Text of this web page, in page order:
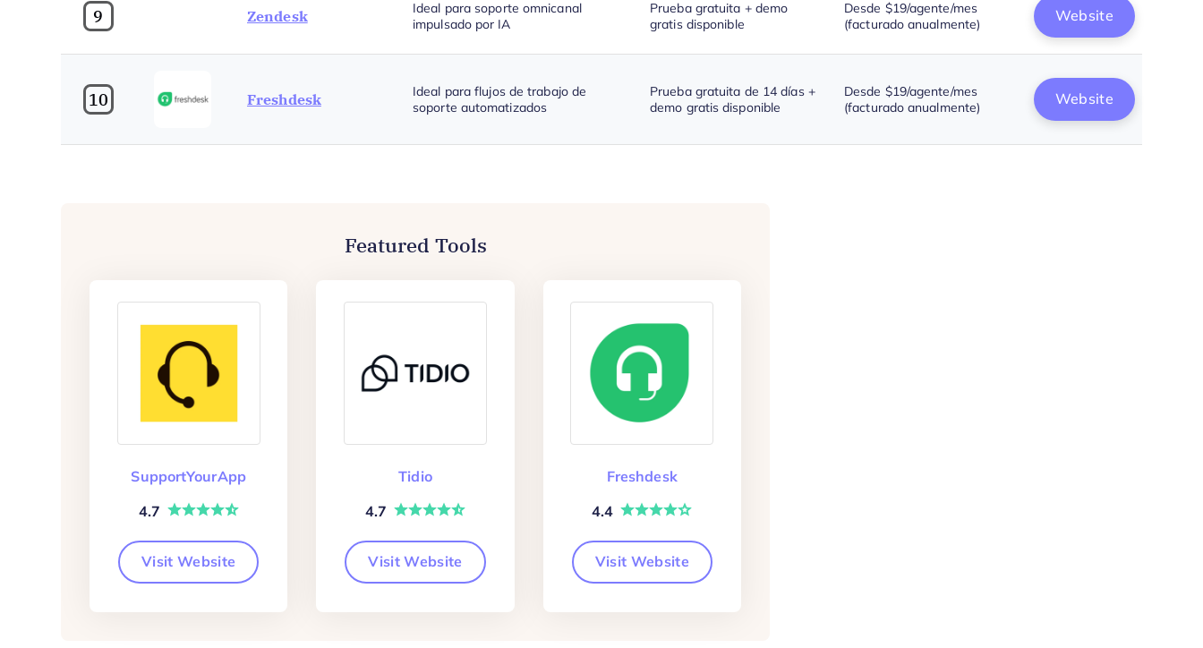
9 Zendesk
Ideal para soporte omnicanal
impulsado por IA
Prueba gratuita + demo
gratis disponible
Desde $19/agente/mes
(facturado anualmente)
Website
10 Freshdesk
Ideal para flujos de trabajo de
soporte automatizados
Prueba gratuita de 14 días +
demo gratis disponible
Desde $19/agente/mes
(facturado anualmente)
Website
Featured Tools
SupportYourApp
4.7
Visit Website
Tidio
4.7
Visit Website
Freshdesk
4.4
Visit Website